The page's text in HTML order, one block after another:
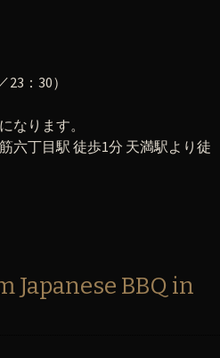
：30）
ります。
丁目駅 徒歩1分 天満駅より徒
Japanese BBQ in